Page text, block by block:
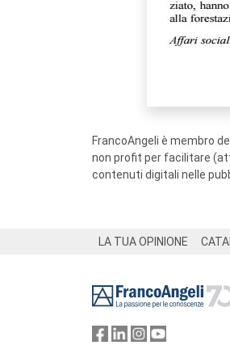
FrancoAngeli è membro
non profit per facilitare
contenuti digitali nelle
LA TUA OPINIONE